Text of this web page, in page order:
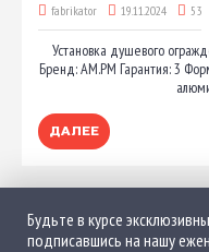
fabrikator 19.11.2024 53
Установка душевого
Бренд: AM.PM Гарантия: 3
ДАЛЕЕ
Будьте в курсе
подписавшись на нашу